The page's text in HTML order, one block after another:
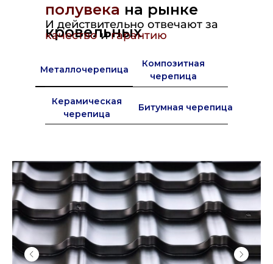
полувека на рынке
кровельных
И действительно отвечают за
качествоигарантию
Металлочерепица
Композитная
черепица
Керамическая
черепица
Битумная черепица